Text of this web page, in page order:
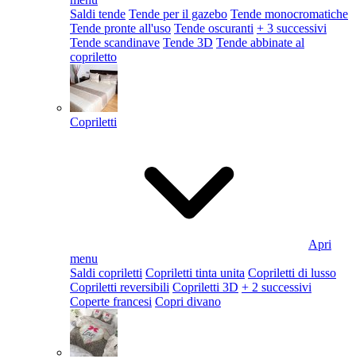
Saldi tende Tende per il gazebo Tende monocromatiche
Tende pronte all'uso Tende oscuranti + 3 successivi
Tende scandinave Tende 3D Tende abbinate al
copriletto
Copriletti
Apri
menu
Saldi copriletti Copriletti tinta unita Copriletti di lusso
Copriletti reversibili Copriletti 3D + 2 successivi
Coperte francesi Copri divano